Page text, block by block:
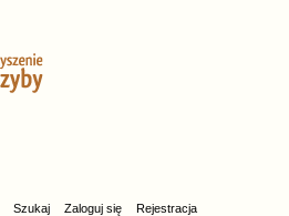
Szukaj Zaloguj się Rejestracja